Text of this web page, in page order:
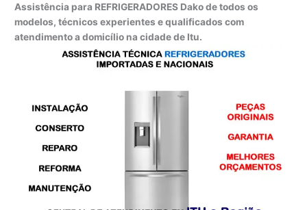
Assistência para REFRIGERADORES Dako de todos os
modelos, técnicos experientes e qualificados com
atendimento a domicílio na cidade de Itu.